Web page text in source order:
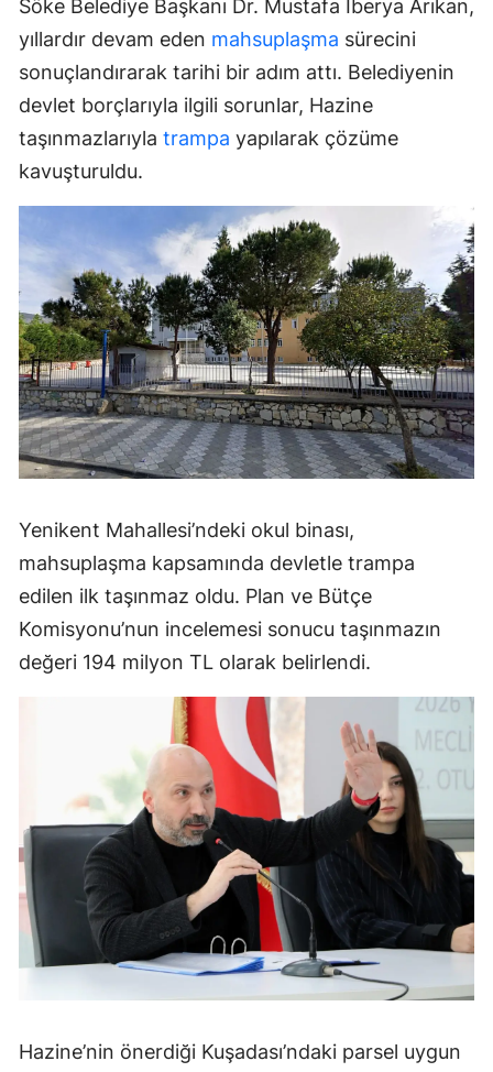
Söke Belediye Başkanı Dr. Mustafa İberya Arıkan,
yıllardır devam eden mahsuplaşma sürecini
sonuçlandırarak tarihi bir adım attı. Belediyenin
devlet borçlarıyla ilgili sorunlar, Hazine
taşınmazlarıyla trampa yapılarak çözüme
kavuşturuldu.
Yenikent Mahallesi’ndeki okul binası,
mahsuplaşma kapsamında devletle trampa
edilen ilk taşınmaz oldu. Plan ve Bütçe
Komisyonu’nun incelemesi sonucu taşınmazın
değeri 194 milyon TL olarak belirlendi.
Hazine’nin önerdiği Kuşadası’ndaki parsel uygun